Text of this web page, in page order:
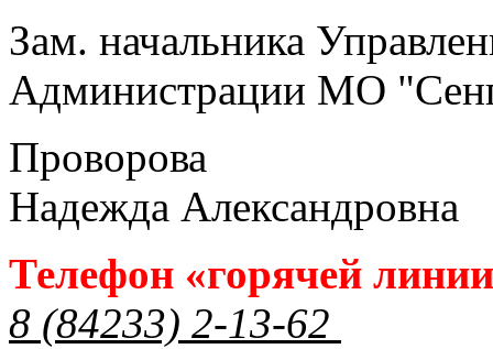
Зам. начальника
Администрации МО
Проворова
Надежда Александровна
Телефон «горячей
8 (84233) 2-13-62